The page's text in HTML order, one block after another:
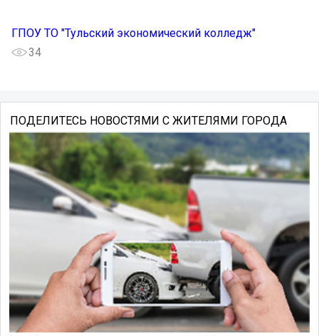
ГПОУ ТО "Тульский экономический колледж"
34
ПОДЕЛИТЕСЬ НОВОСТЯМИ С ЖИТЕЛЯМИ ГОРОДА